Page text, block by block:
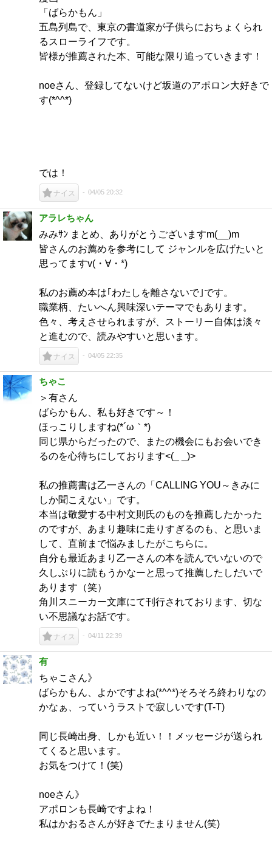
「ばらかもん」
五島列島で、東京の書道家が子供らにおちょくられ
るスローライフです。
皆様が推薦された本、可能な限り追っていきます！
noeさん、登録してないけど坂道のアポロン大好きで
す(*^^*)
では！
ナイス 04/05 20:32
アラレちゃん
みみｻﾝ まとめ、ありがとうございますm(__)m
皆さんのお薦めを参考にして ジャンルを広げたいと
思ってますv(・∀・*)
私のお薦め本は｢わたしを離さないで｣です。
職業柄、たいへん興味深いテーマでもあります。
色々、考えさせられますが、ストーリー自体は淡々
と進むので、読みやすいと思います。
ナイス 04/05 22:35
ちゃこ
＞有さん
ばらかもん、私も好きです～！
ほっこりしますね(*´ω｀*)
同じ県からだったので、またの機会にもお会いでき
るのを心待ちにしております<(_ _)>
私の推薦書は乙一さんの「CALLING YOU～きみに
しか聞こえない」です。
本当は敬愛する中村文則氏のものを推薦したかった
のですが、あまり趣味に走りすぎるのも、と思いま
して、直前まで悩みましたがこちらに。
自分も最近あまり乙一さんの本を読んでいないので
久しぶりに読もうかなーと思って推薦したしだいで
あります（笑）
角川スニーカー文庫にて刊行されております、切な
い不思議なお話です。
ナイス 04/11 22:39
有
ちゃこさん》
ばらかもん、よかですよね(*^^*)そろそろ終わりなの
かなぁ、っていうラストで寂しいです(T-T)
同じ長崎出身、しかも近い！！メッセージが送られ
てくると思います。
お気をつけて！(笑)
noeさん》
アポロンも長崎ですよね！
私はかおるさんが好きでたまりません(笑)